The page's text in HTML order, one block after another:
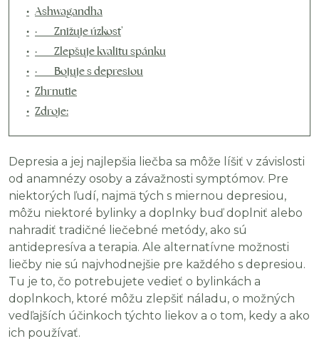
Ashwagandha
· Znižuje úzkosť
· Zlepšuje kvalitu spánku
· Bojuje s depresiou
Zhrnutie
Zdroje:
Depresia a jej najlepšia liečba sa môže líšiť v závislosti
od anamnézy osoby a závažnosti symptómov. Pre
niektorých ľudí, najmä tých s miernou depresiou,
môžu niektoré bylinky a doplnky buď doplniť alebo
nahradiť tradičné liečebné metódy, ako sú
antidepresíva a terapia. Ale alternatívne možnosti
liečby nie sú najvhodnejšie pre každého s depresiou.
Tu je to, čo potrebujete vedieť o bylinkách a
doplnkoch, ktoré môžu zlepšiť náladu, o možných
vedľajších účinkoch týchto liekov a o tom, kedy a ako
ich používať.